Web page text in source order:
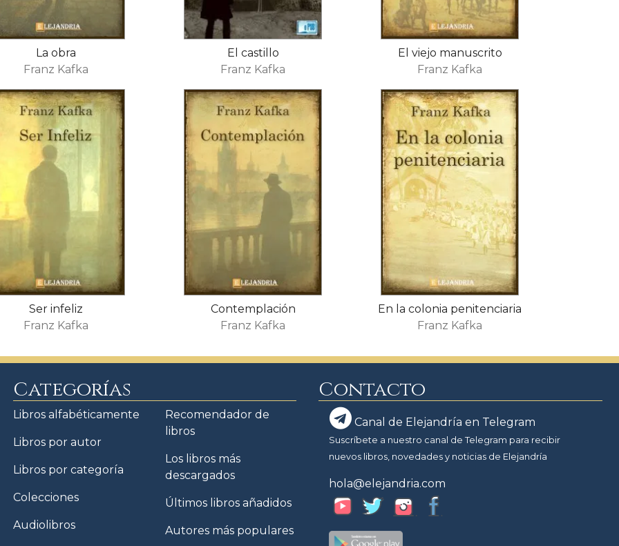
La obra
Franz Kafka
El castillo
Franz Kafka
El viejo manuscrito
Franz Kafka
Ser infeliz
Franz Kafka
Contemplación
Franz Kafka
En la colonia penitenciaria
Franz Kafka
Categorías
Libros alfabéticamente
Libros por autor
Libros por categoría
Colecciones
Audiolibros
Recomendador de
libros
Los libros más
descargados
Últimos libros añadidos
Autores más populares
Contacto
Canal de Elejandría en Telegram
Suscríbete a nuestro canal de Telegram para recibir
nuevos libros, novedades y noticias de Elejandría
hola@elejandria.com